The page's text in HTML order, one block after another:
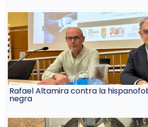
Rafael Altamira contra la
negra